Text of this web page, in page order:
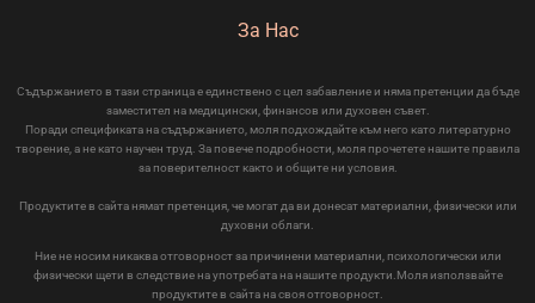
За Нас
Съдържанието в тази страница е единствено с цел забавление и няма претенции да бъде
заместител на медицински, финансов или духовен съвет.
Поради спецификата на съдържанието, моля подхождайте към него като литературно
творение, а не като научен труд. За повече подробности, моля прочетете нашите правила
за поверителност както и общите ни условия.
Продуктите в сайта нямат претенция, че могат да ви донесат материални, физически или
духовни облаги.
Ние не носим никаква отговорност за причинени материални, психологически или
физически щети в следствие на употребата на нашите продукти.Моля използвайте
продуктите в сайта на своя отговорност.